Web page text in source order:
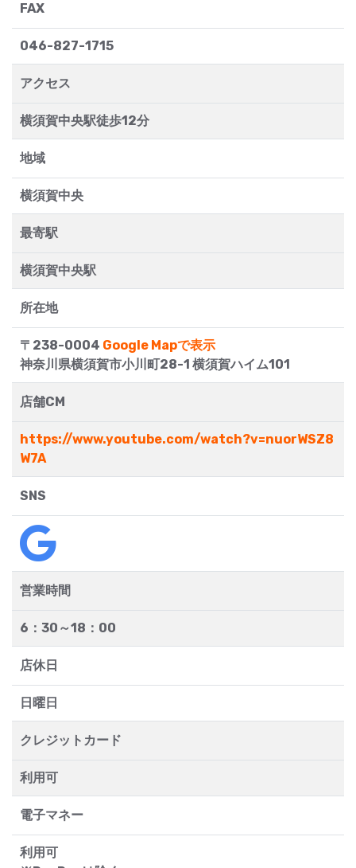
FAX
046-827-1715
アクセス
横須賀中央駅徒歩12分
地域
横須賀中央
最寄駅
横須賀中央駅
所在地
〒238-0004 Google Mapで表示
神奈川県横須賀市小川町28-1 横須賀ハイム101
店舗CM
https://www.youtube.com/watch?v=nuorWSZ8
W7A
SNS
営業時間
6：30～18：00
店休日
日曜日
クレジットカード
利用可
電子マネー
利用可